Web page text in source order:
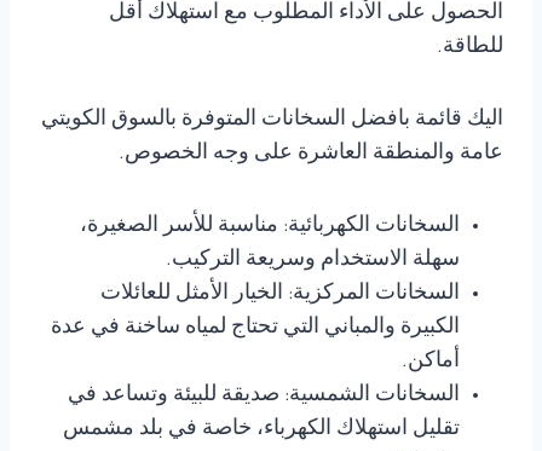
الحصول على الأداء المطلوب مع استهلاك أقل
للطاقة.
اليك قائمة بافضل السخانات المتوفرة بالسوق الكويتي
عامة والمنطقة العاشرة على وجه الخصوص.
السخانات الكهربائية: مناسبة للأسر الصغيرة،
سهلة الاستخدام وسريعة التركيب.
السخانات المركزية: الخيار الأمثل للعائلات
الكبيرة والمباني التي تحتاج لمياه ساخنة في عدة
أماكن.
السخانات الشمسية: صديقة للبيئة وتساعد في
تقليل استهلاك الكهرباء، خاصة في بلد مشمس